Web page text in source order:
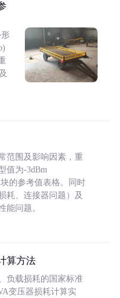
范围及影响因素，重
值为-3dBm
的参考值表格。同时
耗、连接器问题）及
能问题。
算方法
负载损耗的国家标准
变压器损耗计算实